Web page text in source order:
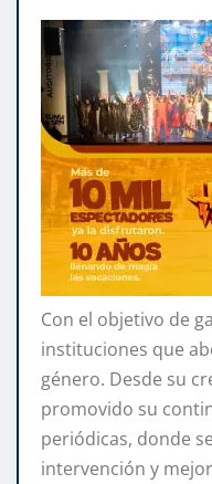
Con el objetivo de
instituciones que
género. Desde su
promovido su
periódicas, donde
intervención y